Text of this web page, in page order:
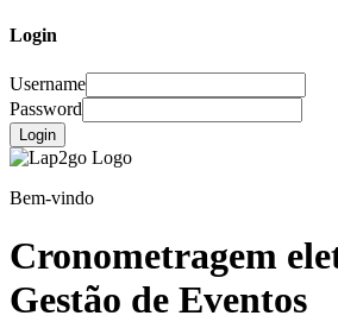
Login
Username
Password
Login
Bem-vindo
Cronometragem
Gestão de Eventos